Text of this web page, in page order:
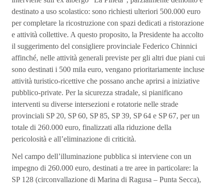
destinato a uso scolastico: sono richiesti ulteriori 500.000 euro
per completare la ricostruzione con spazi dedicati a ristorazione
e attività collettive. A questo proposito, la Presidente ha accolto
il suggerimento del consigliere provinciale Federico Chinnici
affinché, nelle attività generali previste per gli altri due piani cui
sono destinati i 500 mila euro, vengano prioritariamente incluse
attività turistico-ricettive che possano anche aprirsi a iniziative
pubblico-private. Per la sicurezza stradale, si pianificano
interventi su diverse intersezioni e rotatorie nelle strade
provinciali SP 20, SP 60, SP 85, SP 39, SP 64 e SP 67, per un
totale di 260.000 euro, finalizzati alla riduzione della
pericolosità e all’eliminazione di criticità.
Nel campo dell’illuminazione pubblica si interviene con un
impegno di 260.000 euro, destinati a tre aree in particolare: la
SP 128 (circonvallazione di Marina di Ragusa – Punta Secca),